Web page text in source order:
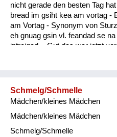
nicht gerade den besten Tag
bread im gsiht kea am vortag -
am Vortag - Synonym von
eh gnuag gsin vl. feandad se
intreigad. - Gut das war jetzt
Schmelg/Schmelle
Mädchen/kleines Mädchen
Mädchen/kleines Mädchen
Schmelg/Schmelle